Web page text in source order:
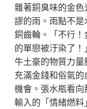
雜著銅臭味的金
謬的雨。雨點不
銅齒輪。「不行
的單戀被汙染了
牛土豪的物質力
充滿金錢和俗氣
機會。張水瓶看
輸入的「情緒燃